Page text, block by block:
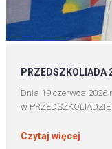
PRZEDSZKOLIADA
Dnia 19 czerwca 2026
w
Czytaj więcej